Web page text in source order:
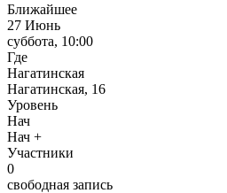
Ближайшее
27 Июнь
суббота, 10:00
Где
Нагатинская
Нагатинская, 16
Уровень
Нач
Нач +
Участники
0
свободная запись